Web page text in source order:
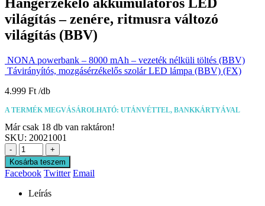
világítás – zenére, ritmusra változó
világítás (BBV)
NONA powerbank – 8000 mAh – vezeték nélküli töltés (BBV)
Távirányítós, mozgásérzékelős szolár LED lámpa (BBV) (FX)
4.999 Ft
A TERMÉK MEGVÁSÁROLHATÓ: UTÁNVÉTTEL, BANKKÁRTYÁVAL
Már csak 18 db van raktáron!
SKU: 20021001
-
+
Kosárba teszem
Facebook Twitter Email
Leírás